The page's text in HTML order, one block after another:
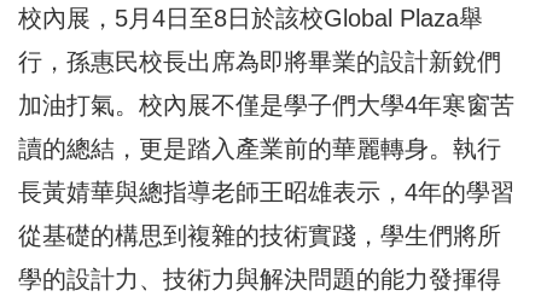
校內展，5月4日至8日於該校Global Plaza舉
行，孫惠民校長出席為即將畢業的設計新銳們
加油打氣。校內展不僅是學子們大學4年寒窗苦
讀的總結，更是踏入產業前的華麗轉身。執行
長黃婧華與總指導老師王昭雄表示，4年的學習
從基礎的構思到複雜的技術實踐，學生們將所
學的設計力、技術力與解決問題的能力發揮得